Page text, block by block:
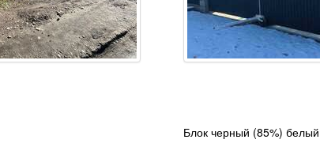
Блок черный (85%)